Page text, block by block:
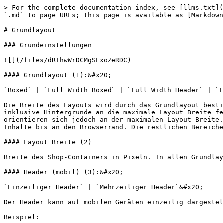
> For the complete documentation index, see [llms.txt](https://themedocs.zenit.design/llms.txt). Markdown versions of documentation pages are available by appending `.md` to page URLs; this page is available as [Markdown](https://themedocs.zenit.design/styling/allgemein/grundlayout.md).

# Grundlayout

### Grundeinstellungen

![](/files/dRIhwWrDCMgSExoZeRDC)

#### Grundlayout (1):&#x20;

`Boxed` | `Full Width Boxed` | `Full Width Header` | `Full Width Header & Footer` | `Full Width`&#x20;

Die Breite des Layouts wird durch das Grundlayout bestimmt. **Full Width** streckt die Webseite mit allen Inhalten an den Browserrand, während **Boxed** das Layout inklusive Hintergründe an die maximale Layout Breite festlegt. **Full Width Boxed** hingegen lässt alle Hintergründe an den Browserrand laufen, die Inhalte orientieren sich jedoch an der maximalen Layout Breite. **Full Width Header** / **Full Width Header & Footer** setzt ausschließlich den Header/Footer und dessen Inhalte bis an den Browserrand. Die restlichen Bereiche des Shops verhalten sich wie in Full Width Boxed.

#### Layout Breite (2)

Breite des Shop-Containers in Pixeln. In allen Grundlayouts außer `Full Width` wird dieser Wert als maximale Breite der Inhalte und Elemente verwendet.

#### Header (mobil) (3):&#x20;

`Einzeiliger Header` | `Mehrzeiliger Header`&#x20;

Der Header kann auf mobilen Geräten einzeilig dargestellt werden. Je nach Größe und Ausrichtung des Logos eignet sich jedoch eine mehrzeilige Darstellung besser.

Beispiel:

<figure><img src="/files/pGHf1hyltDaM7cz4NQPD" alt=""><figcaption></figcaption></figure>

#### Header (3):&#x20;

`Einzeiliger Header` | `Zweizeiliger Header` | `Mehrzeiliger Header`

Entscheide zwischen drei grundlegende Header-Erscheinungen. Nicht jede Header-Einstellung passt zu Dir und zu Deinen Produkt-Kategorien. Daher gibt es hier ein paar grundlegende Tipps:

* Der **einzeilige Header** eignet sich besonders gut für minimalistische Onlineshops, welche nur wenige Oberkategorien besitzen. Der Header wirkt aufgeräumt und klar.
* Hast Du eine Vielzahl an Oberkategorien (ca. 6-8 Stück), ist wohl eher der **zweizeiliger Header** die Einstellung Deiner Wahl. Die Kategorien haben hier ausreichen Platz und bieten Deinem Kunden die nötige Übersicht. Im zweizeiligen Header wird die Top Bar als eigene Zeile entfernt und in die Logo-Zeile integriert.
* Der **mehrzeilige Header** eignet sich ebenfalls immer dann, wenn eine Vielzahl an Oberkategorien dargestellt werden soll. Im Unterschied zum zweizeiligen Header behält die Top Bar ihre normale Darstellung.

{% hint style="info" %}
Die Einstellungen zur Darstellung der Top Bar sind bei Auswahl eines zweizeiligen Headers eingeschränkt, da die **Top Bar** in die Logo Zeile integriert wird und nicht als eigenständige Top Bar fungiert.
{% endhint %}

#### Suche (4)

Wähle zwischen der Ansicht als **Overlay-Suche**, **Ausklappbarer Suche** oder **Standard Suche**.

Beispiele:

![Overlay Suche](/files/5eCtfcTcAbKelwzc0wLq)

![Ausklappbare Suche](/files/ORLrxjVG63RKz48IGK4C)

![Standard Suche](/files/ULqQTunMEdKXgYsGzGrS)

#### Top Bar (5)&#x20;

`Standard` | `Ausklappbar` | `Einklappbar` | `Offcanvas` | `ausgeblendet`

{% hint style="info" %}
Die Einstellungen zur Darstellung der Top Bar sind bei Auswahl eines zweizeiligen Headers